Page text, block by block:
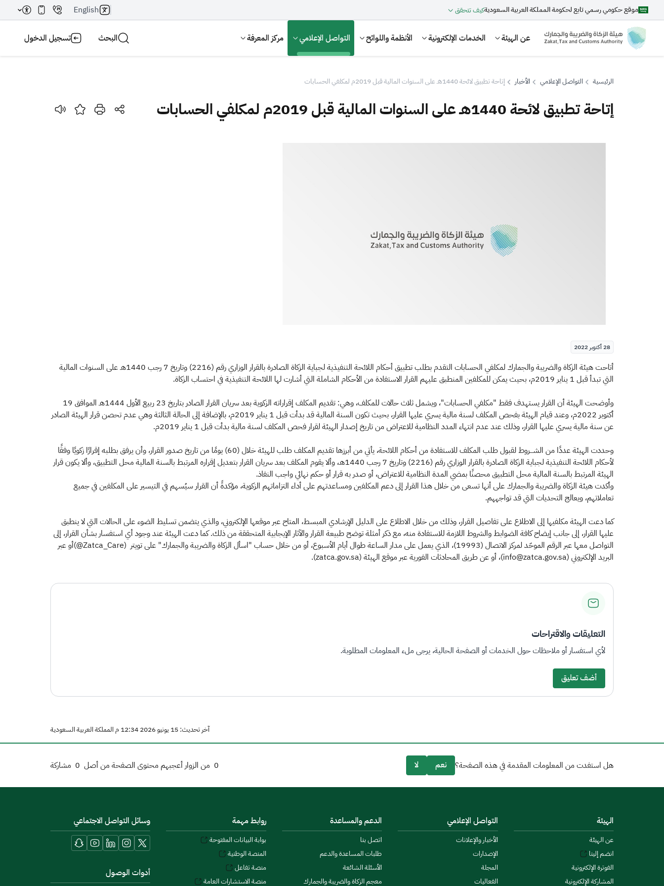
موقع حكومي رسمي تابع لحكومة المملكة العربية السعوديةكيف تتحقق English
عن الهيئة الخدمات الإلكترونية الأنظمة واللوائح التواصل الإعلامي مركز المعرفة البحث تسجيل الدخول
بحث
الرئيسية التواصل الإعلامي الأخبار إتاحة تطبيق لائحة 1440هـ على السنوات المالية قبل 2019م لمكلفي الحسابات
إتاحة تطبيق لائحة 1440هـ على السنوات المالية قبل 2019م لمكلفي الحسابات
28 أكتوبر 2022
​​أتاحت هيئة الزكاة والضريبة والجمارك لمكلفي الحسابات التقدم بطلب تطبيق أحكام اللائحة التنفيذية لجباية الزكاة الصادرة بالقرار الوزاري رقم (2216) وتاريخ 7 رجب 1440هـ على السنوات المالية
التي تبدأ قبل 1 يناير 2019م، بحيث يمكن للمكلفين المنطبق عليهم القرار الاستفادة من الأحكام الشاملة التي أشارت لها اللائحة التنفيذية في احتساب الزكاة.
وأوضحت الهيئة أن القرار يستهدف فقط "مكلفي الحسابات"، ويشمل ثلاث حالات للمكلف، وهي: تقديم المكلف إقراراته الزكوية بعد سريان القرار الصادر بتاريخ 23 ربيع الأول 1444هـ الموافق 19
أكتوبر 2022م، وعند قيام الهيئة بفحص المكلف لسنة مالية يسري عليها القرار، بحيث تكون السنة المالية قد بدأت قبل 1 يناير 2019م، بالإضافة إلى الحالة الثالثة وهي عدم تحصن قرار الهيئة الصادر
عن سنة مالية يسري عليها القرار، وذلك عند عدم انتهاء المدد النظامية للاعتراض من تاريخ إصدار الهيئة لقرار فحص المكلف لسنة مالية بدأت قبل 1 يناير 2019م.
وحددت الهيئة عددًا من الشـــروط لقبول طلب المكلف للاستفادة من أحكام اللائحة، يأتي من أبرزها تقديم المكلف طلب للهيئة خلال (60) يومًا من تاريخ صدور القرار، وأن يرفق بطلبه إقرارًا زكويًا وفقًا
لأحكام اللائحة التنفيذية لجباية الزكاة الصادرة بالقرار الوزاري رقم (2216) وتاريخ 7 رجب 1440هـ، وألا يقوم المكلف بعد سريان القرار بتعديل إقراره المرتبط بالسنة المالية محل التطبيق، وألا يكون قرار
الهيئة المرتبط بالسنة المالية محل التطبيق محصنًا بمضي المدة النظامية للاعتراض، أو صدر به قرار أو حكم نهائي واجب النفاذ.
وأكدت هيئة الزكاة والضريبة والجمارك على أنها تسعى من خلال هذا القرار إلى دعم المكلفين ومساعدتهم على أداء التزاماتهم الزكوية، مؤكدةً أن القرار سيُسهم في التيسير على المكلفين في جميع
تعاملاتهم، ويعالج التحديات التي قد تواجههم.
كما دعت الهيئة مكلفيها إلى الاطلاع على تفاصيل القرار، وذلك من خلال الاطلاع على الدليل الإرشادي المبسط، المتاح عبر موقعها الإلكتروني، والذي يتضمن تسليط الضوء على الحالات التي لا ينطبق
عليها القرار، إلى جانب إيضاح كافة الضوابط والشروط اللازمة للاستفادة منه، مع ذكر أمثلة توضح طبيعة القرار والآثار الإيجابية المتحققة من ذلك. كما دعت الهيئة عند وجود أي استفسار بشأن القرار، إلى
التواصل معها عبر الرقم الموحّد لمركز الاتصال (19993)، الذي يعمل على مدار الساعة طوال أيام الأسبوع، أو من خلال حساب "اسأل الزكاة والضريبة والجمارك" على تويتر (Zatca_Care@)أو عبر
البريد الإلكتروني (info@zatca.gov.sa)، أو عن طريق المحادثات الفورية عبر موقع الهيئة (zatca.gov.sa).​
التعليقات والاقتراحات
لأي استفسار أو ملاحظات حول الخدمات أو الصفحة الحالية، يرجى ملء المعلومات المطلوبة.
أضف تعليق
آخر تحديث: 15 يونيو 2026 12:34 م المملكة العربية السعودية
0 من الزوار أعجبهم محتوى الصفحة من أصل 0 مشاركة هل استفدت من المعلومات المقدمة في هذه الصفحة؟ نعم لا
الهيئة
عن الهيئة
انضم إلينا
الفوترة الإلكترونية
المشاركة الإلكترونية
التواصل الإعلامي
الأخبار والإعلانات
الإصدارات
المجلة
الفعاليات
الدعم والمساعدة
اتصل بنا
طلبات المساعدة والدعم
الأسئلة الشائعة
معجم الزكاة والضريبة والجمارك
روابط مهمة
بوابة البيانات المفتوحة
المنصة الوطنية
منصة تفاعل
منصة الاستشارات العامة
وسائل التواصل الاجتماعي
أدوات الوصول